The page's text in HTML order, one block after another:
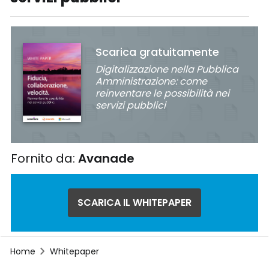
Scarica gratuitamente
Digitalizzazione nella Pubblica
Amministrazione: come
reinventare le possibilità nei
servizi pubblici
Fornito da:Avanade
SCARICA IL WHITEPAPER
Home Whitepaper